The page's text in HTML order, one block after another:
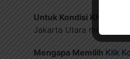
Untuk Kondisi Khusus
Jakarta Utara memiliki
Mengapa Memilih Klik